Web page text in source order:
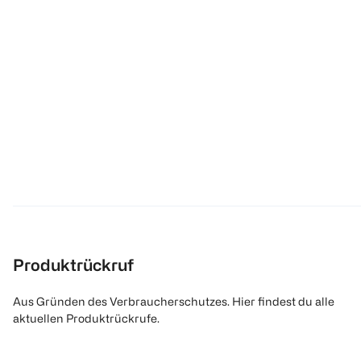
Produktrückruf
Aus Gründen des Verbraucherschutzes. Hier findest du alle
aktuellen Produktrückrufe.